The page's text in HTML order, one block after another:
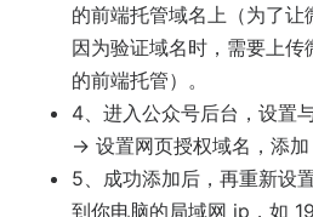
的前端托管域名上（为了让
因为验证域名时，需要上
的前端托管）。
4、进入公众号后台，设置
-> 设置网页授权域名，添
5、成功添加后，再重新设
到你电脑的局域网 ip，如